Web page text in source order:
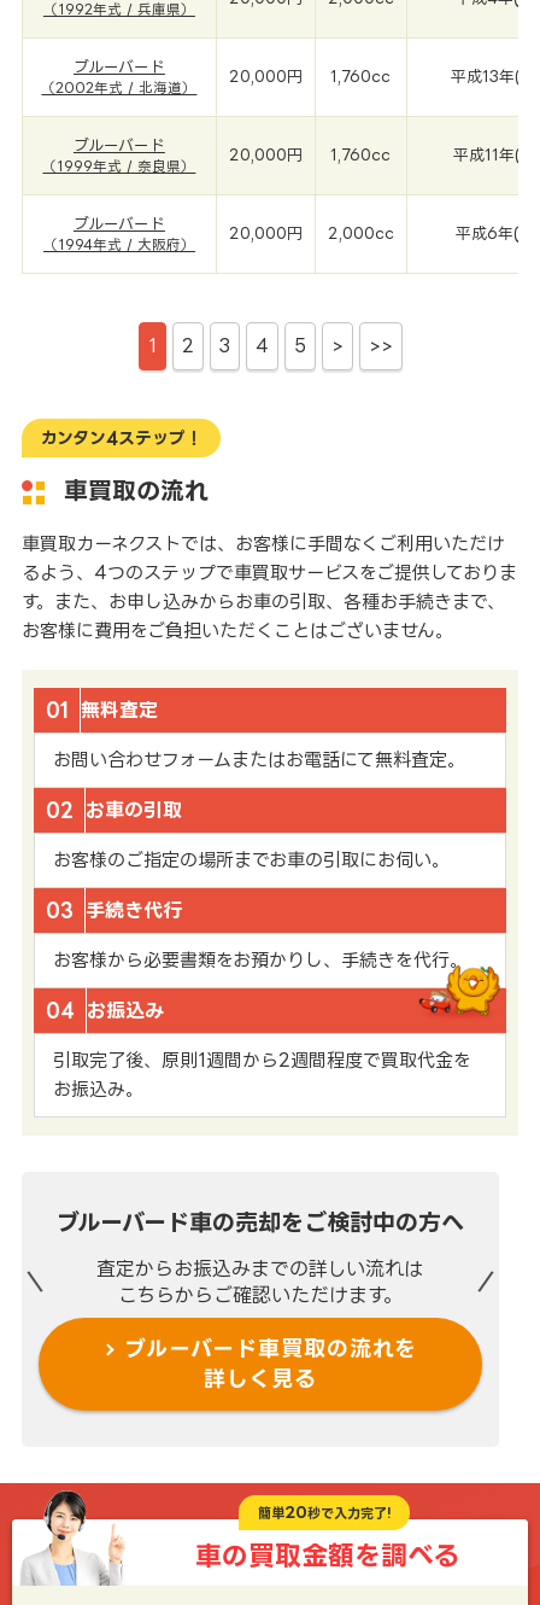
（1992年式 / 兵庫県）
ブルーバード
（2002年式 / 北海道）
20,000円 1,760cc 平成13年
ブルーバード
（1999年式 / 奈良県）
20,000円 1,760cc 平成11年
ブルーバード
（1994年式 / 大阪府）
20,000円 2,000cc 平成6年
1 2 3 4 5 > >>
カンタン4ステップ！
車買取の流れ
車買取カーネクストでは、お客様に手間なくご利用いただけ
るよう、4つのステップで車買取サービスをご提供しておりま
す。また、お申し込みからお車の引取、各種お手続きまで、
お客様に費用をご負担いただくことはございません。
01 無料査定
お問い合わせフォームまたはお電話にて無料査定。
02 お車の引取
お客様のご指定の場所までお車の引取にお伺い。
03 手続き代行
お客様から必要書類をお預かりし、手続きを代行。
04 お振込み
引取完了後、原則1週間から2週間程度で買取代金を
お振込み。
ブルーバード車の売却を ご検討中の方へ
査定からお振込みまでの詳しい流れは
こちらからご確認いただけます。
ブルーバード車買取の流れを
詳しく見る
簡単20秒で入力完了!
車の買取金額を調べる